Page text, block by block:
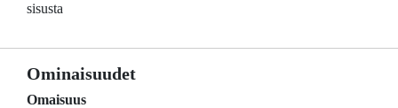
sisusta
Ominaisuudet
Omaisuus